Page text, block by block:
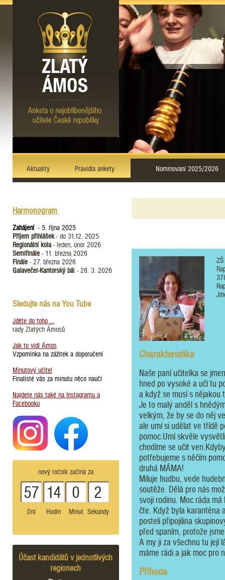
Aktuality Pravidla ankety Nominovaní 2025/2026
Harmonogram
Zahájení - 5. října 2025
Příjem přihlášek- do 31.12. 2025
Regionální kola- leden, únor 2026
Semifinále - 11. března 2026
Finále - 27. března 2026
Galavečer-Kantorský bál - 28. 3. 2026
Sledujte nás na You Tube
Jděte do toho ...
rady Zlatých Ámosů
Jak to vidí Ámos
Vzpomínka na zážitek a doporučení
Minutový učitel
Finalisté vás za minutu něco naučí
Najdete nás také na Instagramu a
Facebooku
nový ročník začíná za
57
Dní
14
Hodin
0
Minut
2
Sekundy
Účast kandidátů v jednotlivých
regionech
Charakteristika
Naše paní učitelka se
hned po vysoké a učí tu
a když se musí s nějakou
Je to malý anděl s
velkým, že by se do něj
ale umí si udělat ve třídě
pomoc.Umí skvěle
chodíme se učit
potřebujeme s něčím
druhá MÁMA!
Miluje hudbu, vede
soutěže. Dělá pro nás
svoji rodinu. Moc ráda
čte. Když byla karanténa
posteli připojilina
před spaním, protože
A my ji za všechnu tu její
máme rádi a jak moc pro
Příhoda